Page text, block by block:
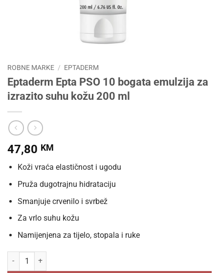
ROBNE MARKE / EPTADERM
Eptaderm Epta PSO 10 bogata emulzija za
izrazito suhu kožu 200 ml
47,80 KM
Koži vraća elastičnost i ugodu
Pruža dugotrajnu hidrataciju
Smanjuje crvenilo i svrbež
Za vrlo suhu kožu
Namijenjena za tijelo, stopala i ruke
Eptaderm Epta PSO 10 bogata emulzija za izrazito suhu kožu 200